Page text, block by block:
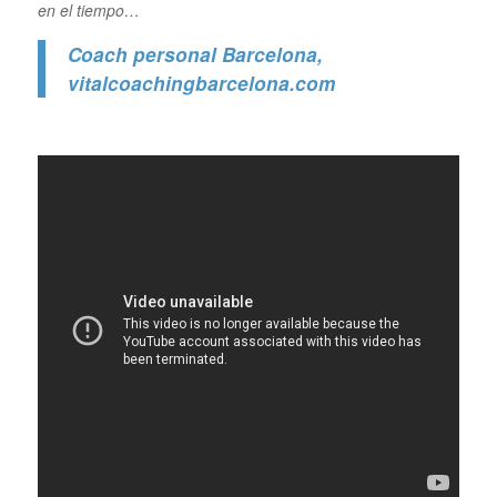
en el tiempo…
Coach personal Barcelona,
vitalcoachingbarcelona.com